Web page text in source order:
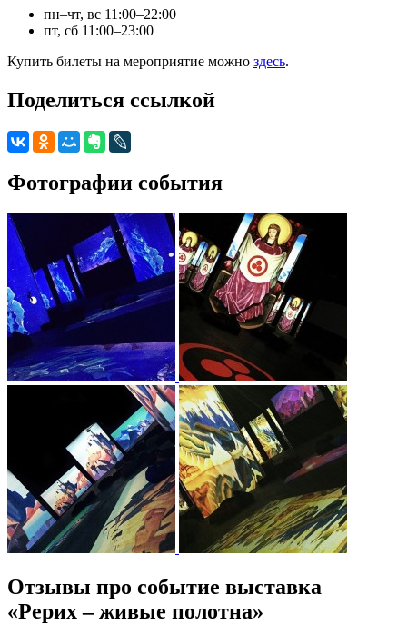
пн–чт, вс 11:00–22:00
пт, сб 11:00–23:00
Купить билеты на мероприятие можно здесь.
Поделиться ссылкой
Фотографии события
Отзывы про событие выставка
«Рерих – живые полотна»